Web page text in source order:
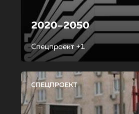
2020–2050
Спецпроект +1
СПЕЦПРОЕКТ